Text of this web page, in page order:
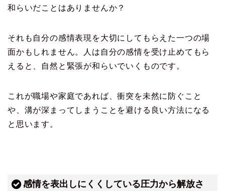
和らいだことはありませんか？
それも自分の感情表現を大切にしてもらえた一つの場
面かもしれません。人は自分の感情を受け止めてもら
えると、自然と緊張が和らいでいくものです。
これが職場や家庭であれば、衝突を未然に防ぐこと
や、溝が深まってしまうことを避ける良い方法になる
と思います。
感情を表出しにくくしている圧力から解放さ